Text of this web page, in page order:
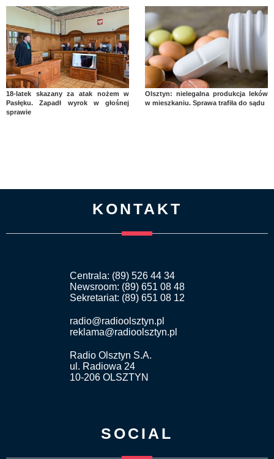
18-latek skazany za atak nożem w
Pasłęku. Zapadł wyrok w głośnej
sprawie
Olsztyn: nielegalna produkcja leków
w mieszkaniu. Sprawa trafiła do sądu
KONTAKT
Centrala: (89) 526 44 34
Newsroom: (89) 651 08 48
Sekretariat: (89) 651 08 12
radio@radioolsztyn.pl
reklama@radioolsztyn.pl
Radio Olsztyn S.A.
ul. Radiowa 24
10-206 OLSZTYN
SOCIAL